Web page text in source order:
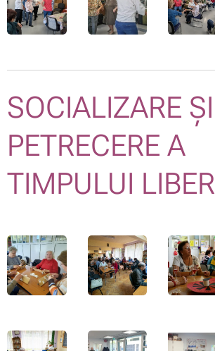
SOCIALIZARE ȘI
PETRECERE A
TIMPULUI LIBER